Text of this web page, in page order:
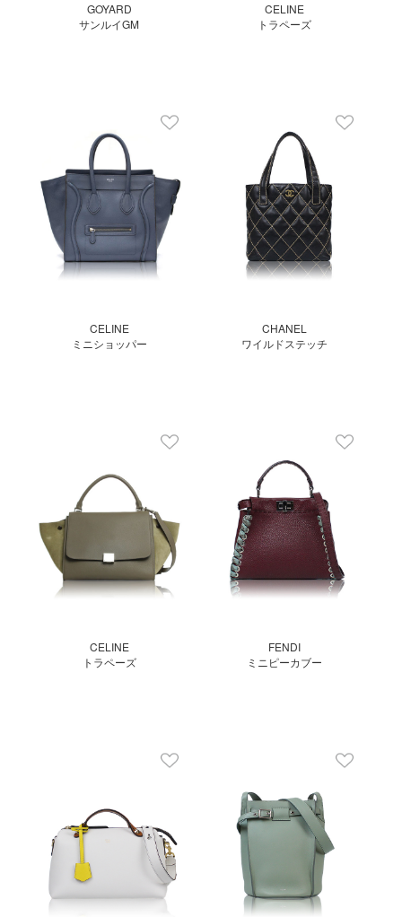
GOYARD
サンルイGM
CELINE
トラペーズ
CELINE
ミニショッパー
CHANEL
ワイルドステッチ
CELINE
トラペーズ
FENDI
ミニピーカブー